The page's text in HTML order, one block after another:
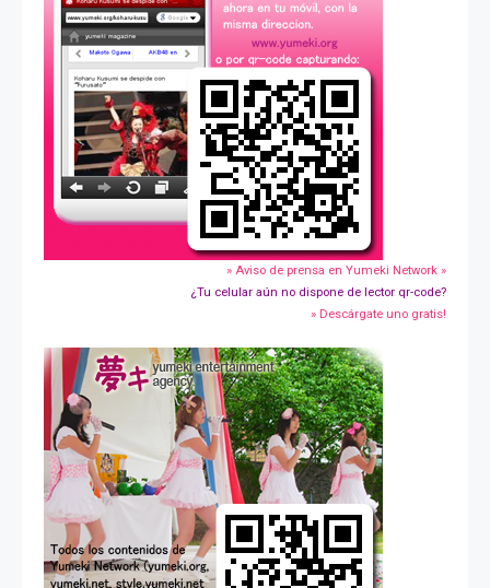
» Aviso de prensa en Yumeki Network »
¿Tu celular aún no dispone de lector qr-code?
» Descárgate uno gratis!